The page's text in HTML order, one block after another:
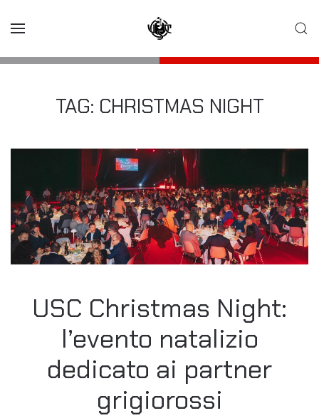
TAG: CHRISTMAS NIGHT
USC Christmas Night:
l’evento natalizio
dedicato ai partner
grigiorossi